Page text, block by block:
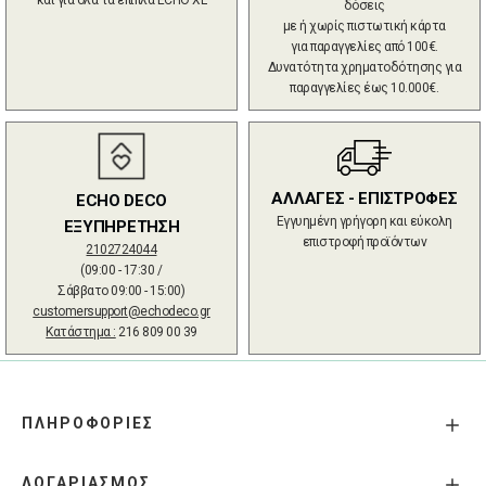
δόσεις
με ή χωρίς πιστωτική κάρτα
για παραγγελίες από 100€.
Δυνατότητα χρηματοδότησης για
παραγγελίες έως 10.000€.
ECHO DECO
ΕΞΥΠΗΡΕΤΗΣΗ
2102724044
(09:00 - 17:30 /
Σάββατο 09:00 - 15:00)
customersupport@echodeco.gr
Κατάστημα : 216 809 00 39
ΑΛΛΑΓΕΣ - ΕΠΙΣΤΡΟΦΕΣ
Εγγυημένη γρήγορη και εύκολη
επιστροφή προϊόντων
ΠΛΗΡΟΦΟΡΙΕΣ